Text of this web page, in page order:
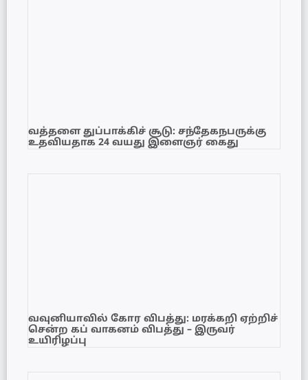
வத்தளை துப்பாக்கிச் சூடு: சந்தேகநபருக்கு
உதவியதாக 24 வயது இளைஞர் கைது
வவுனியாவில் கோர விபத்து: மரக்கறி ஏற்றிச்
சென்ற கப் வாகனம் விபத்து – இருவர்
உயிரிழப்பு